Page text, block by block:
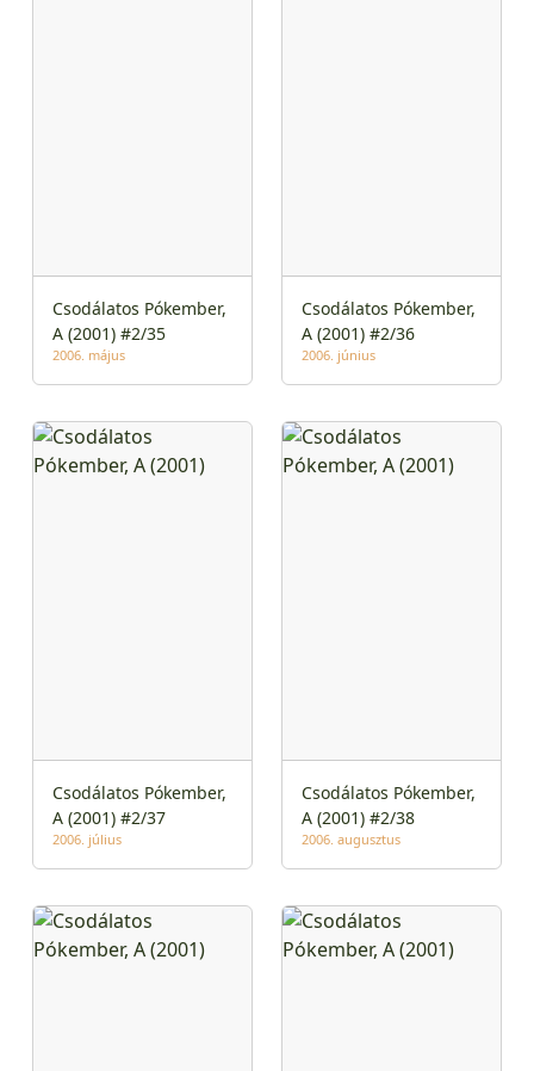
Csodálatos Pókember,
A (2001) #2/35
2006. május
Csodálatos Pókember,
A (2001) #2/36
2006. június
Csodálatos Pókember,
A (2001) #2/37
2006. július
Csodálatos Pókember,
A (2001) #2/38
2006. augusztus